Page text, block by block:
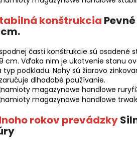
konštrukcia
časti konštrukcie sú osadené
cm. Vďaka nim je ukotvenie stanu
typ podkladu. Nohy sú žiarovo
dlhodobé používanie.
rokov prevádzky